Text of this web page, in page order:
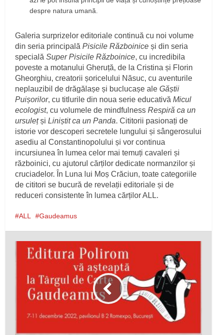
despre natura umană.
Galeria surprizelor editoriale continuă cu noi volume
din seria principalăPisicile Războinice și din seria
specialăSuper Pisicile Războinice, cu incredibila
poveste a motanului Gheruță, de la Cristina și Florin
Gheorghiu, creatorii șoricelului Năsuc, cu aventurile
neplauzibil de drăgălașe și buclucașe aleGăștii
Puișorilor, cu titlurile din noua serie educativăMicul
ecologist, cu volumele de mindfulnessRespiră ca un
ursulețșiLiniștit ca un Panda. Cititorii pasionați de
istorie vor descoperi secretele lungului și sângerosului
asediu al Constantinopolului și vor continua
incursiunea în lumea celor mai temuți cavaleri și
războinici, cu ajutorul cărților dedicate normanzilor și
cruciadelor. În Luna lui Moș Crăciun, toate categoriile
de cititori se bucură de revelații editoriale și de
reduceri consistente în lumea cărților ALL.
ALL Gaudeamus